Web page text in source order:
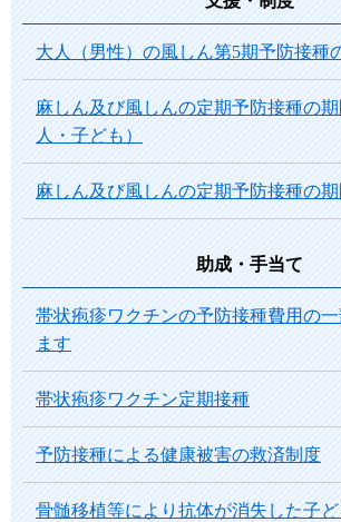
大人（男性）の風しん第5期予防接種
麻しん及び風しんの定期予防接種の
人・子ども）
麻しん及び風しんの定期予防接種の
助成・手当て
帯状疱疹ワクチンの予防接種費用の
ます
帯状疱疹ワクチン定期接種
予防接種による健康被害の救済制度
骨髄移植等により抗体が消失した子